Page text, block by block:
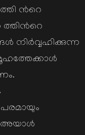
ന്‍റെ
നിര്‍വ്വഹിക്കുന്ന
അയാള്‍